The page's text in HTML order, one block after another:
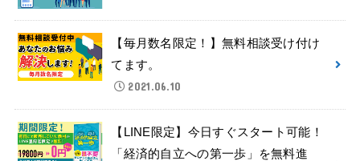
【毎月数名限定！】無料相談受け付け
てます。
2021.06.10
【LINE限定】今日すぐスタート可能！
「経済的自立への第一歩」を無料進